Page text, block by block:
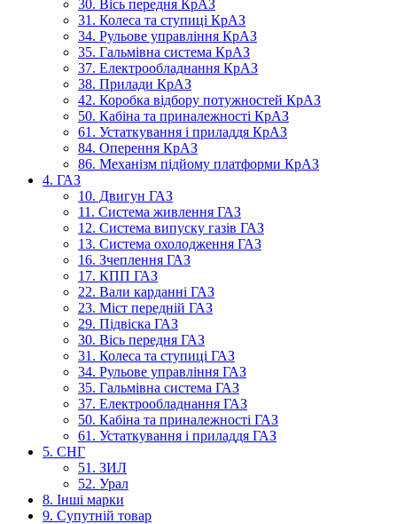
30. Вісь передня КрАЗ
31. Колеса та ступиці КрАЗ
34. Рульове управління КрАЗ
35. Гальмівна система КрАЗ
37. Електрообладнання КрАЗ
38. Прилади КрАЗ
42. Коробка відбору потужностей КрАЗ
50. Кабіна та приналежності КрАЗ
61. Устаткування і приладдя КрАЗ
84. Оперення КрАЗ
86. Механізм підйому платформи КрАЗ
4. ГАЗ
10. Двигун ГАЗ
11. Система живлення ГАЗ
12. Система випуску газів ГАЗ
13. Система охолодження ГАЗ
16. Зчеплення ГАЗ
17. КПП ГАЗ
22. Вали карданні ГАЗ
23. Міст передній ГАЗ
29. Підвіска ГАЗ
30. Вісь передня ГАЗ
31. Колеса та ступиці ГАЗ
34. Рульове управління ГАЗ
35. Гальмівна система ГАЗ
37. Електрообладнання ГАЗ
50. Кабіна та приналежності ГАЗ
61. Устаткування і приладдя ГАЗ
5. СНГ
51. ЗИЛ
52. Урал
8. Інші марки
9. Супутній товар